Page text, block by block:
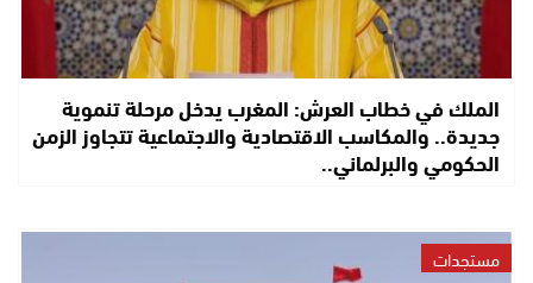
الملك في خطاب العرش: المغرب يدخل مرحلة تنموية
جديدة.. والمكاسب الاقتصادية والاجتماعية تتجاوز الزمن
الحكومي والبرلماني..
مستجدات